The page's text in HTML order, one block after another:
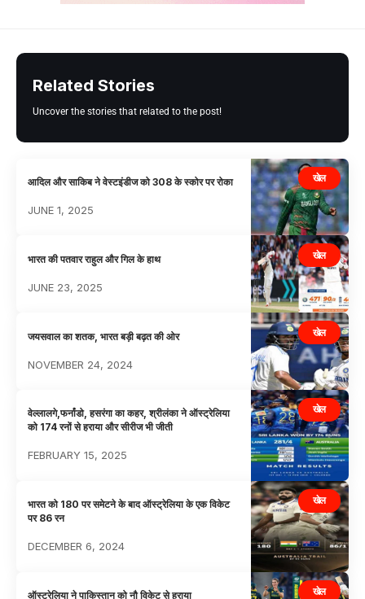
Related Stories
Uncover the stories that related to the post!
खेल
आदिल और साकिब ने वेस्टइंडीज को 308 के स्कोर पर रोका
JUNE 1, 2025
खेल
भारत की पतवार राहुल और गिल के हाथ
JUNE 23, 2025
खेल
जयसवाल का शतक, भारत बड़ी बढ़त की ओर
NOVEMBER 24, 2024
खेल
वेल्लालगे,फर्नांडो, हसरंगा का कहर, श्रीलंका ने ऑस्ट्रेलिया
को 174 रनों से हराया और सीरीज भी जीती
FEBRUARY 15, 2025
खेल
भारत को 180 पर समेटने के बाद ऑस्ट्रेलिया के एक विकेट
पर 86 रन
DECEMBER 6, 2024
खेल
ऑस्ट्रेलिया ने पाकिस्तान को नौ विकेट से हराया